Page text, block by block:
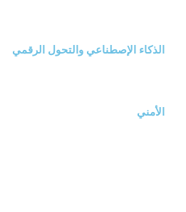
الذكاء الإصطناعي والتحول الرقمي
الأمني